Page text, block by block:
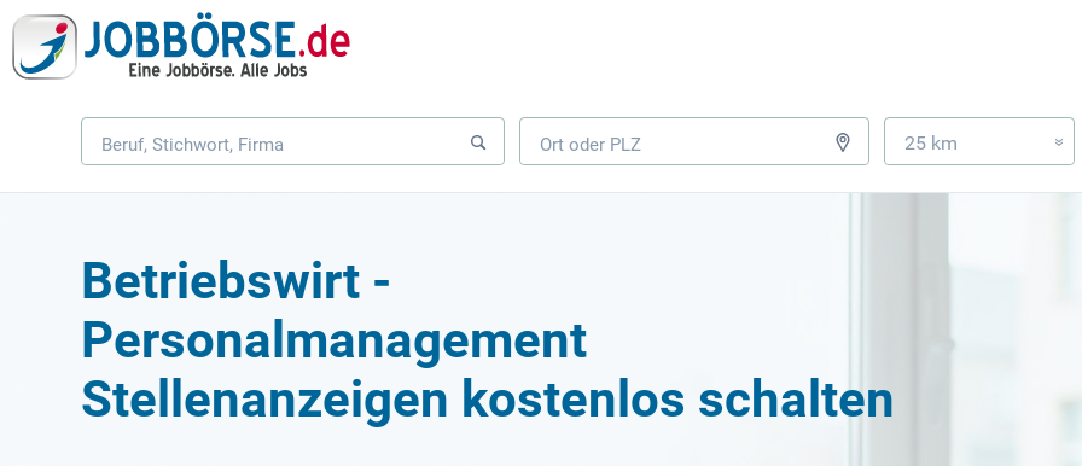
25 km »
Betriebswirt -
Personalmanagement
Stellenanzeigen kostenlos schalten